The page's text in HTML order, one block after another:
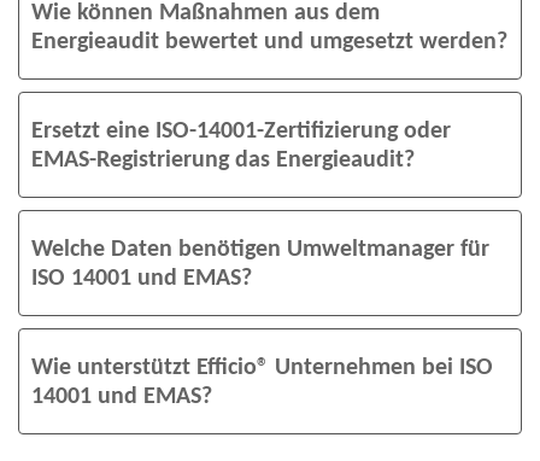
Wie können Maßnahmen aus dem
Energieaudit bewertet und umgesetzt werden?
Ersetzt eine ISO-14001-Zertifizierung oder
EMAS-Registrierung das Energieaudit?
Welche Daten benötigen Umweltmanager für
ISO 14001 und EMAS?
Wie unterstützt Efficio® Unternehmen bei ISO
14001 und EMAS?